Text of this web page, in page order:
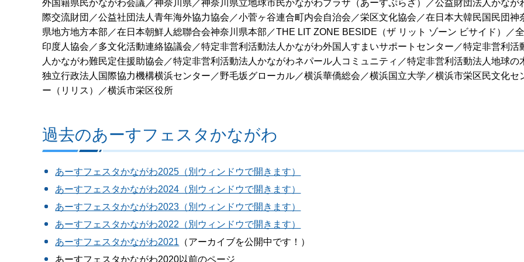
外国籍県民かながわ会議／神奈川県／神奈川県立地球市民かながわプラザ（あーすぷらざ）／公益財団法人かなが
際交流財団／公益社団法人青年海外協力協会／小菅ヶ谷連合町内会自治会／栄区文化協会／在日本大韓民国民団神
県地方地方本部／在日本朝鮮人総聯合会神奈川県本部／THE LIT ZONE BESIDE（ザ リット ゾーン ビサイド）／
印度人協会／多文化活動連絡協議会／特定非営利活動法人かながわ外国人すまいサポートセンター／特定非営利活
人かながわ難民定住援助協会／特定非営利活動法人かながわネパール人コミュニティ／特定非営利活動法人地球の
独立行政法人国際協力機構横浜センター／野毛坂グローカル／横浜華僑総会／横浜国立大学／横浜市栄区民文化セ
ー（リリス）／横浜市栄区役所
過去のあーすフェスタかながわ
あーすフェスタかながわ2025（別ウィンドウで開きます）
あーすフェスタかながわ2024（別ウィンドウで開きます）
あーすフェスタかながわ2023（別ウィンドウで開きます）
あーすフェスタかながわ2022（別ウィンドウで開きます）
あーすフェスタかながわ2021 （アーカイブを公開中です！）
あーすフェスタかながわ2020以前のページ